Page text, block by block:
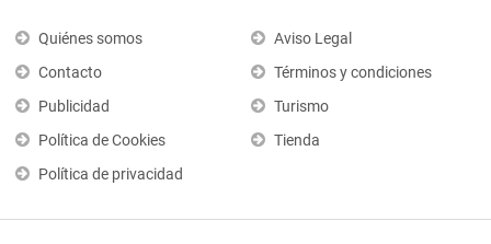
Quiénes somos
Contacto
Publicidad
Política de Cookies
Política de privacidad
Aviso Legal
Términos y condiciones
Turismo
Tienda